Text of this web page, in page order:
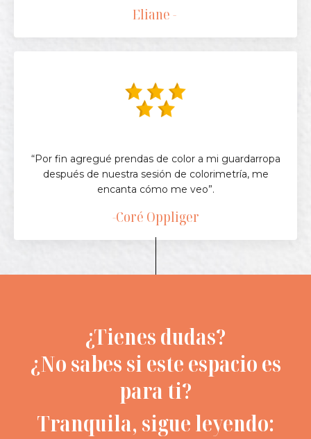
Eliane -
“Por fin agregué prendas de color a mi guardarropa
después de nuestra sesión de colorimetría, me
encanta cómo me veo”.
-Coré Oppliger
¿Tienes dudas?
¿No sabes si este espacio es
para ti?
Tranquila, sigue leyendo: